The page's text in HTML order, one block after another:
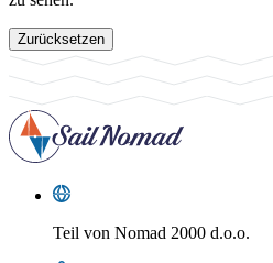
Zurücksetzen
Teil von Nomad 2000 d.o.o.